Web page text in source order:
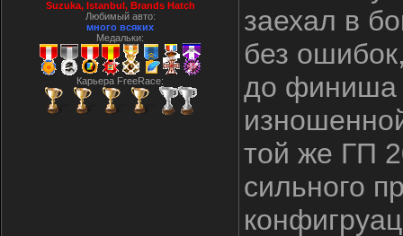
Suzuka, Istanbul, Вrands Hatch
Любимый авто:
много всяких
Медальки:
Карьера FreeRace:
заехал в
без
до финиша
той же ГП
сильного